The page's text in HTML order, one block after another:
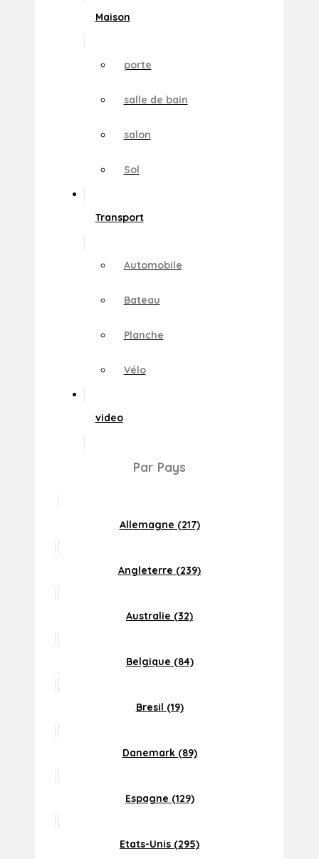
Maison
porte
salle de bain
salon
Sol
Transport
Automobile
Bateau
Planche
Vélo
video
Par Pays
Allemagne (217)
Angleterre (239)
Australie (32)
Belgique (84)
Bresil (19)
Danemark (89)
Espagne (129)
Etats-Unis (295)